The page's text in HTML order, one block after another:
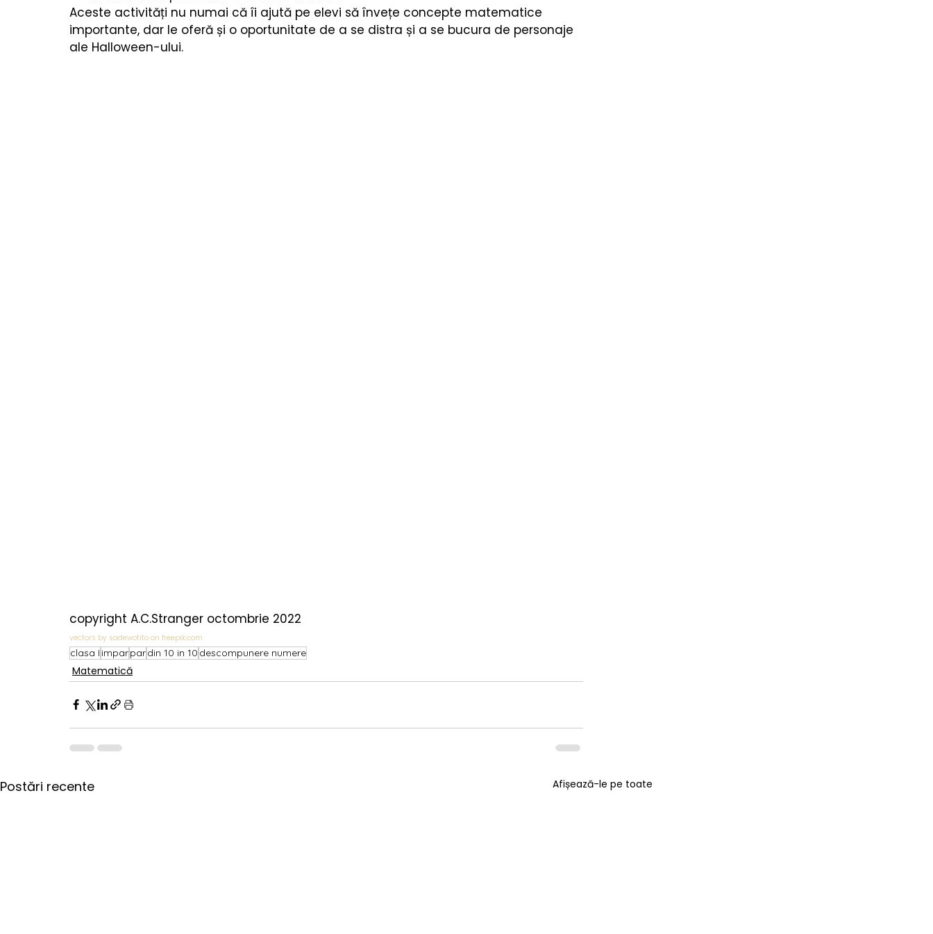
Aceste activități nu numai că îi ajută pe elevi să învețe concepte matematice
importante, dar le oferă și o oportunitate de a se distra și a se bucura de personaje
ale Halloween-ului.
copyright A.C.Stranger octombrie 2022
vectors by sadewotito on freepik.com
clasa I imparpardin 10 in 10 descompunere numere
Matematică
Postări recente Afișează-le pe toate